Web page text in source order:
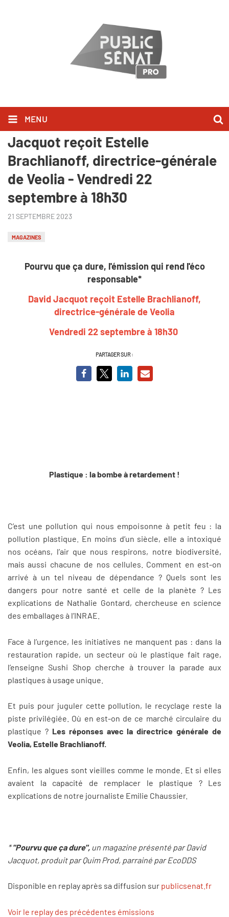
MENU
Pourvu que ça dure - David
Jacquot reçoit Estelle
Brachlianoff, directrice-générale
de Veolia - Vendredi 22
septembre à 18h30
21 SEPTEMBRE 2023
MAGAZINES
Pourvu que ça dure, l'émission qui rend l'éco
responsable*
David Jacquot reçoit Estelle Brachlianoff,
directrice-générale de Veolia
Vendredi 22 septembre à 18h30
PARTAGER SUR :
Plastique : la bombe à retardement !
C’est une pollution qui nous empoisonne à petit feu : la
pollution plastique. En moins d’un siècle, elle a intoxiqué
nos océans, l’air que nous respirons, notre biodiversité,
mais aussi chacune de nos cellules. Comment en est-on
arrivé à un tel niveau de dépendance ? Quels sont les
dangers pour notre santé et celle de la planète ? Les
explications de Nathalie Gontard, chercheuse en science
des emballages à l’INRAE.
Face à l’urgence, les initiatives ne manquent pas : dans la
restauration rapide, un secteur où le plastique fait rage,
l’enseigne Sushi Shop cherche à trouver la parade aux
plastiques à usage unique.
Et puis pour juguler cette pollution, le recyclage reste la
piste privilégiée. Où en est-on de ce marché circulaire du
plastique ? Les réponses avec la directrice générale de
Veolia, Estelle Brachlianoff.
Enfin, les algues sont vieilles comme le monde. Et si elles
avaient la capacité de remplacer le plastique ? Les
explications de notre journaliste Emilie Chaussier.
* "Pourvu que ça dure", un magazine présenté par David
Jacquot, produit par Quim Prod, parrainé par EcoDDS
Disponible en replay après sa diffusion sur publicsenat.fr
Voir le replay des précédentes émissions